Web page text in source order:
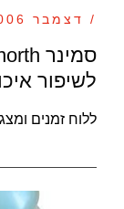
/ דצמבר 2006
לשיפור
ללוח זמנים